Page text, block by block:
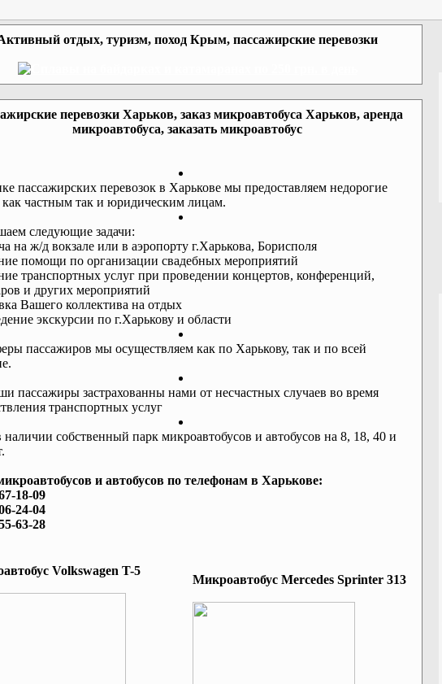
отдых, туризм, поход Крым, пассажирские перевозки
перевозки Харьков, заказ микроавтобуса Харьков, аренда
микроавтобуса, заказать микроавтобус
пассажирских перевозок в Харькове мы предоставляем недорогие
как частным так и юридическим лицам.
следующие задачи:
на ж/д вокзале или в аэропорту г.Харькова, Борисполя
помощи по организации свадебных мероприятий
транспортных услуг при проведении концертов, конференций,
и других мероприятий
Вашего коллектива на отдых
экскурсии по г.Харькову и области
пассажиров мы осуществляем как по Харькову, так и по всей
пассажиры застрахованны нами от несчастных случаев во время
транспортных услуг
наличии собственный парк микроавтобусов и автобусов на 8, 18, 40 и
и автобусов по телефонам в Харькове:
18-09
24-04
63-28
Volkswagen T-5
Микроавтобус Mеrcedes Sprinter 313